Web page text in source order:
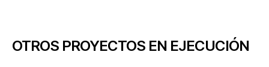
OTROS PROYECTOS EN EJECUCIÓN